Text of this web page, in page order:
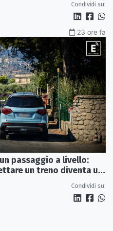
Condividi su:
23 ore fa
passaggio a livello:
un treno diventa un
Condividi su: